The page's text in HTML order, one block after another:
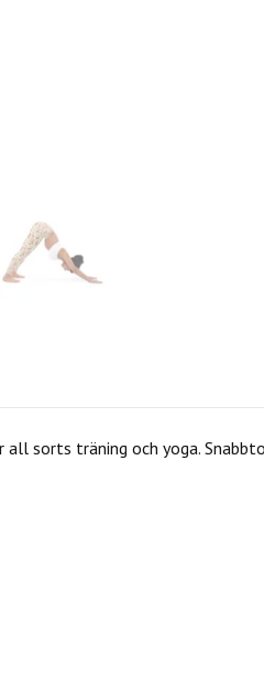
sorts träning och yoga.